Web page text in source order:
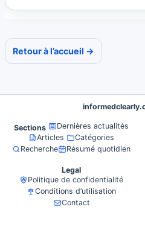
Retour à l’accueil →
Sections
Dernières actualités
Articles
Catégories
Recherche
Résumé quotidien
Legal
Politique de confidentialité
Conditions d’utilisation
Contact